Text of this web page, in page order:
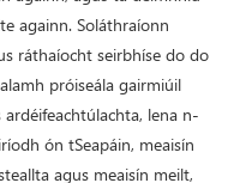
againn. Soláthraíonn
ráthaíocht seirbhíse do do
próiseála gairmiúil
lena n-
ón tSeapáin, meaisín
agus meaisín meilt,